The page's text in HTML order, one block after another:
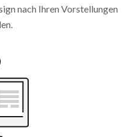
nach Ihren Vorstellungen